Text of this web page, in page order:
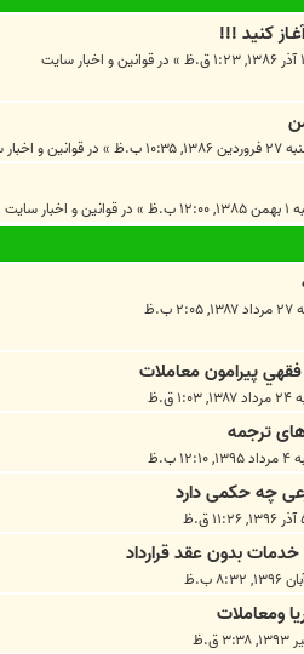
کنيد !!!
» در قوانين و اخبار سايت
۱۰:۳۵ ب.ظ » در قوانين و
ب.ظ » در قوانين و اخبار سايت
پيرامون معاملات
ق.ظ
ترجمه
ب.ظ
چه حکمی دارد
بدون عقد قرارداد
ومعاملات